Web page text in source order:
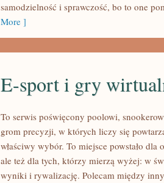
samodzielność i sprawczość, bo to one
More ]
E-sport i gry
To serwis poświęcony poolowi,
grom precyzji, w których liczy się
właściwy wybór. To miejsce powstało
ale też dla tych, którzy mierzą wyżej: w
wyniki i rywalizację. Polecam między